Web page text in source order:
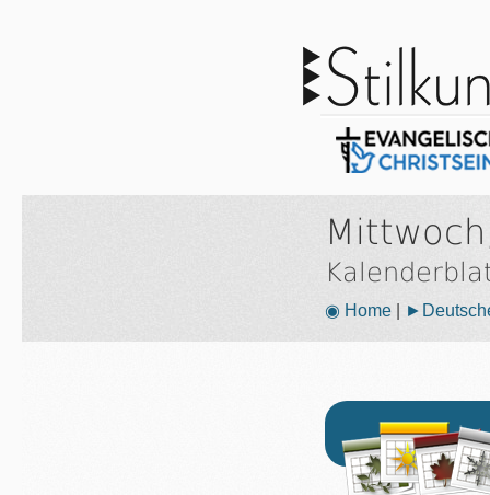
◉ Home|